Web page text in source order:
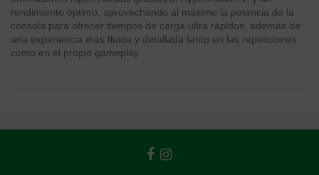
rendimiento óptimo, aprovechando al máximo la potencia de la
consola para ofrecer tiempos de carga ultra rápidos, además de
una experiencia más fluida y detallada tanto en las repeticiones
como en el propio gameplay.